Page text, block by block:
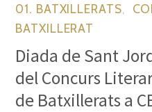
01. BATXILLERATS
BATXILLERAT
Diada de Sant
del Concurs
de Batxillerats a